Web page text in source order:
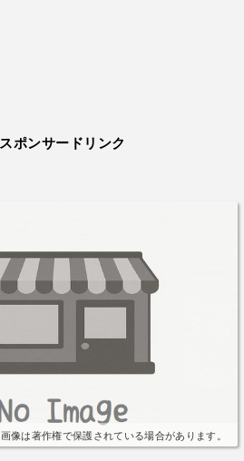
スポンサードリンク
画像は著作権で保護されている場合があります。